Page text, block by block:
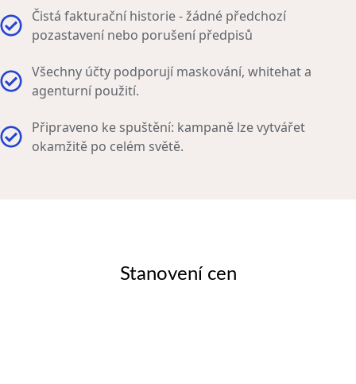
Čistá fakturační historie - žádné předchozí
pozastavení nebo porušení předpisů
Všechny účty podporují maskování, whitehat a
agenturní použití.
Připraveno ke spuštění: kampaně lze vytvářet
okamžitě po celém světě.
Stanovení cen